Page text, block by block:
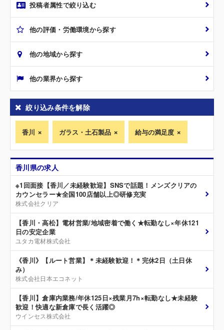
投稿者属性で絞り込む
他の評価・労働環境から探す
他の地域から探す
他の業界から探す
絞り込み条件を解除
香川 ガラス・土石製品 給与の満足度
香川県の求人
※1回面接【香川／未経験歓迎】SNSで話題！メンズクリアの
カウンセラー★全国100店舗以上◎研修充実
株式会社クリア
【香川・高松】電材営業/地域密着で働く★転勤なし×年休121
日の安定企業
ユタカ電材株式会社
《香川》【ルート営業】＊未経験歓迎！＊完休2日（土日休
み）
株式会社日本エコネット
【香川】倉庫内業務/年休125日×残業月7h×転勤なし★未経験
歓迎！快適な新倉庫で長く活躍◎
ウインセス株式会社